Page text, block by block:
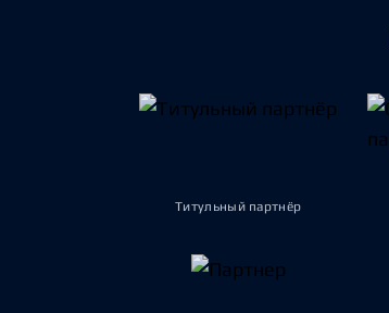
Титульный партнёр